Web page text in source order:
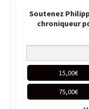
Soutenez
chroniqueur
15,00€
75,00€